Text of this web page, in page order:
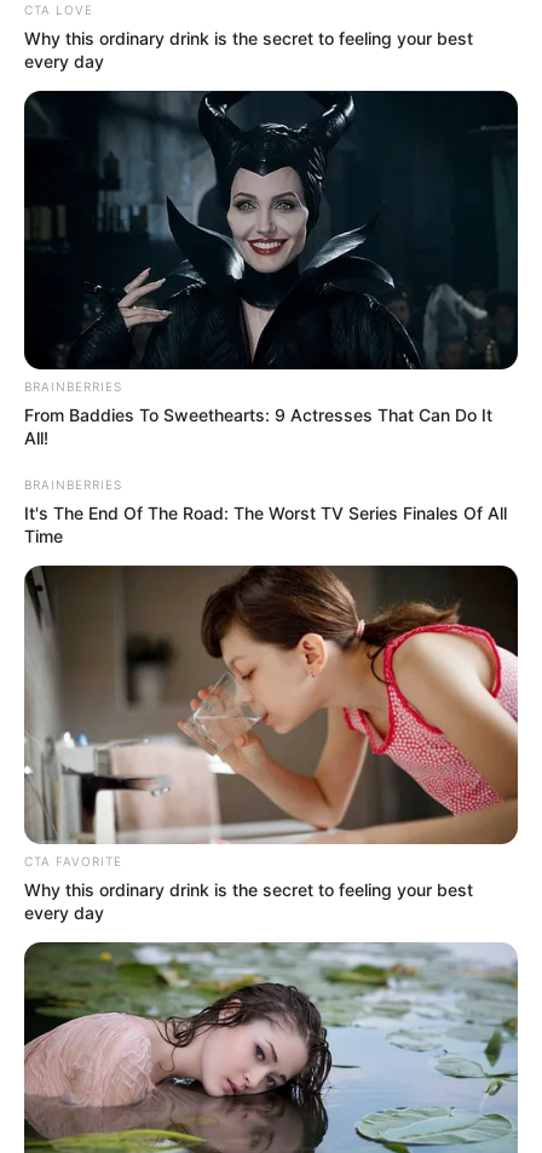
CTA LOVE
Why this ordinary drink is the secret to feeling your best
every day
BRAINBERRIES
From Baddies To Sweethearts: 9 Actresses That Can Do It
All!
BRAINBERRIES
It's The End Of The Road: The Worst TV Series Finales Of All
Time
CTA FAVORITE
Why this ordinary drink is the secret to feeling your best
every day